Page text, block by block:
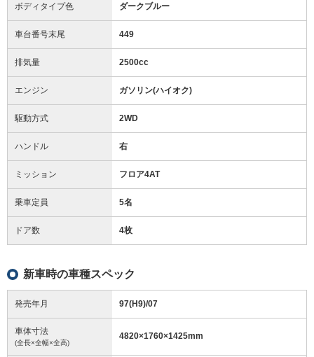
ボディタイプ色 ダークブルー
車台番号末尾 449
排気量 2500cc
エンジン ガソリン(ハイオク)
駆動方式 2WD
ハンドル 右
ミッション フロア4AT
乗車定員 5名
ドア数 4枚
新車時の車種スペック
発売年月 97(H9)/07
車体寸法
(全長×全幅×全高)
4820×1760×1425mm